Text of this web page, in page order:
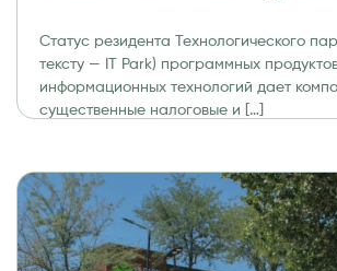
Статус резидента Технологического
тексту — IT Park) программных
информационных технологий дает
существенные налоговые и […]